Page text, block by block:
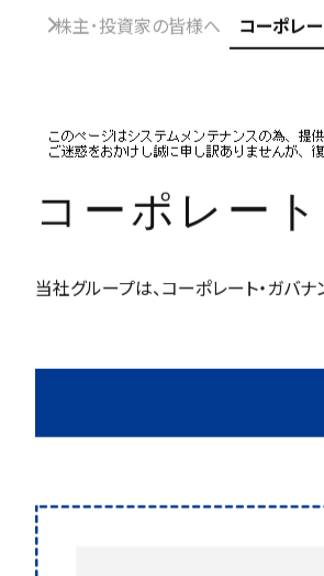
株主･投資家の皆様へ コーポレ
コーポレー
当社グループは、コーポレート・ガバ